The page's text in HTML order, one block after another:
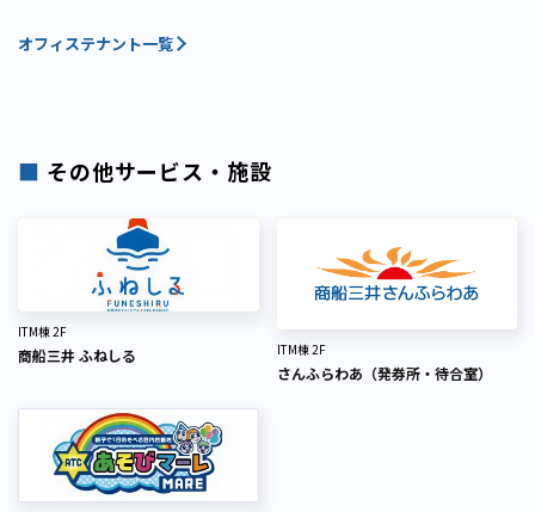
オフィステナント一覧
■ その他サービス・施設
ITM棟 2F
商船三井 ふねしる ITM棟 2F
さんふらわあ（発券所・待合室）